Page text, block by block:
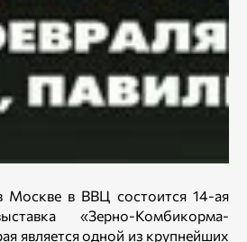
в ВВЦ состоится 14-ая
«Зерно-Комбикорма-
является одной из крупнейших